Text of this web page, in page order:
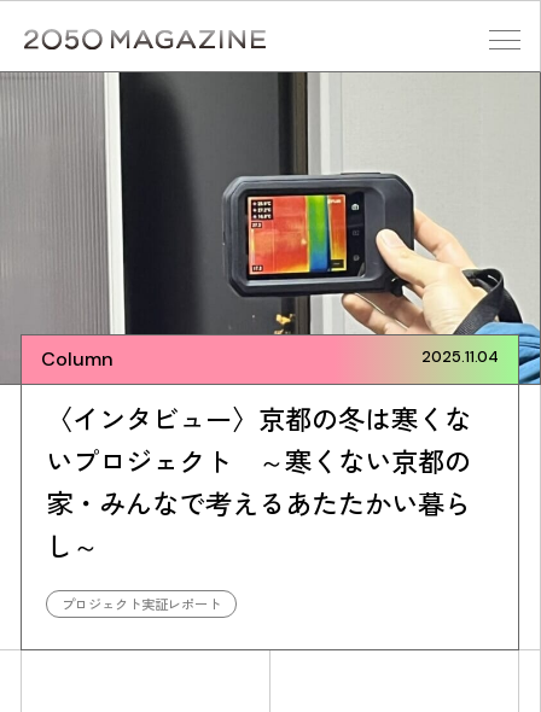
content
Column 2025.11.04
〈インタビュー〉京都の冬は寒くな
いプロジェクト ～寒くない京都の
家・みんなで考えるあたたかい暮ら
し～
プロジェクト実証レポート